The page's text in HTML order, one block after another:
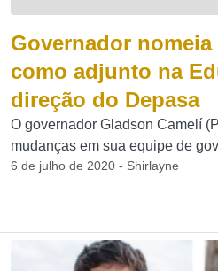
Governador
como adjunto na
direção do Depasa
O governador Gladson Camelí
mudanças em sua equipe de
6 de julho de 2020 - Shirlayne